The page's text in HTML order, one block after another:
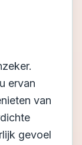
ervan
van
gevoel